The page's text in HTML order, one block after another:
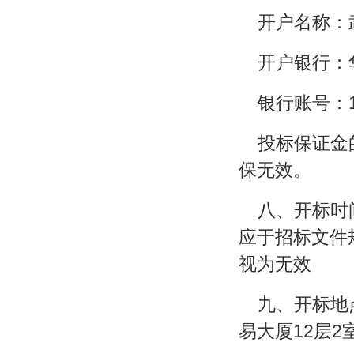
开户名称：
开户银行：
银行账号
投标保证金
保无效。
八、开标
应于招标文
视为无效
九、开标
易大厦12层2